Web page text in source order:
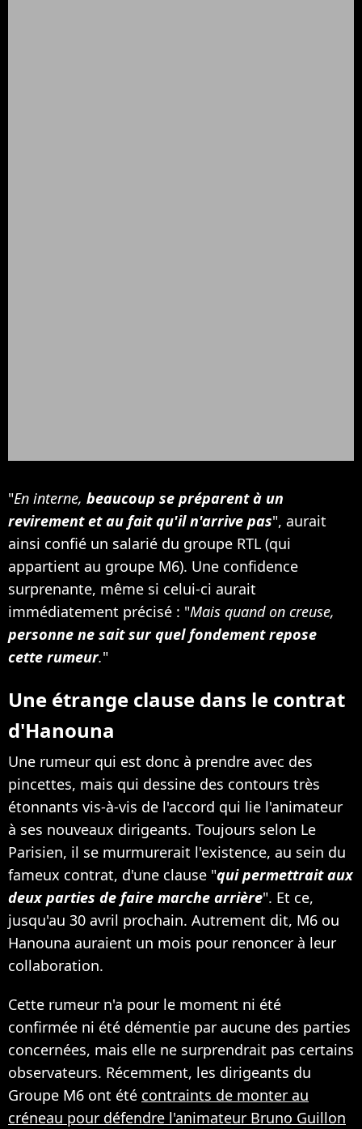
"En interne, beaucoup se préparent à un
revirement et au fait qu'il n'arrive pas", aurait
ainsi confié un salarié du groupe RTL (qui
appartient au groupe M6). Une confidence
surprenante, même si celui-ci aurait
immédiatement précisé : "Mais quand on creuse,
personne ne sait sur quel fondement repose
cette rumeur."
Une étrange clause dans le contrat
d'Hanouna
Une rumeur qui est donc à prendre avec des
pincettes, mais qui dessine des contours très
étonnants vis-à-vis de l'accord qui lie l'animateur
à ses nouveaux dirigeants. Toujours selon Le
Parisien, il se murmurerait l'existence, au sein du
fameux contrat, d'une clause "qui permettrait aux
deux parties de faire marche arrière". Et ce,
jusqu'au 30 avril prochain. Autrement dit, M6 ou
Hanouna auraient un mois pour renoncer à leur
collaboration.
Cette rumeur n'a pour le moment ni été
confirmée ni été démentie par aucune des parties
concernées, mais elle ne surprendrait pas certains
observateurs. Récemment, les dirigeants du
Groupe M6 ont été contraints de monter au
créneau pour défendre l'animateur Bruno Guillon